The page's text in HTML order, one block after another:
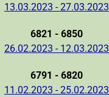
13.03.2023 - 27.03.2023
6821 - 6850
26.02.2023 - 12.03.2023
6791 - 6820
11.02.2023 - 25.02.2023